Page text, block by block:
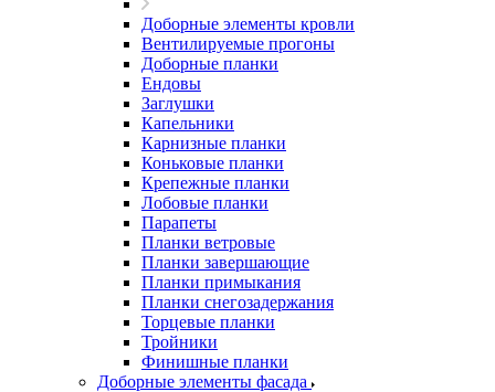
Доборные элементы кровли
Вентилируемые прогоны
Доборные планки
Ендовы
Заглушки
Капельники
Карнизные планки
Коньковые планки
Крепежные планки
Лобовые планки
Парапеты
Планки ветровые
Планки завершающие
Планки примыкания
Планки снегозадержания
Торцевые планки
Тройники
Финишные планки
Доборные элементы фасада